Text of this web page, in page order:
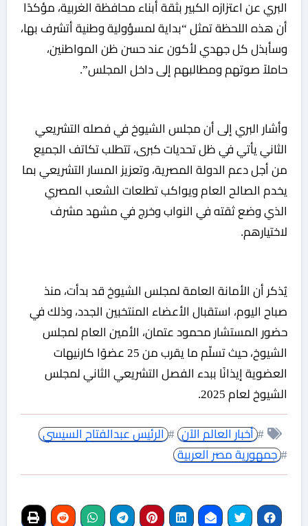
البري عن اعتزازه الكبير بثقة أبناء محافظة الغربية، مؤكدًا
أن هذه اللحظة تمثل “بداية لمسؤولية وطنية أتشرف بها،
وسأبذل كل جهدي لأكون عند حسن ظن المواطنين،
حاملاً صوتهم ومطالبهم إلى داخل المجلس”.
وأشار البري إلى أن مجلس الشيوخ في فصله التشريعي
الثاني يأتي في ظل تحديات كبرى، تتطلب تكاتف الجميع
من أجل دعم الدولة المصرية، وتعزيز المسار التشريعي بما
يخدم الصالح العام ويواكب تطلعات الشعب المصري
الذي وضع ثقته في النواب وخرج في مشهد مشرف
لاختيارهم.
يُذكر أن الأمانة العامة لمجلس الشيوخ قد بدأت، منذ
صباح اليوم، استقبال الأعضاء المنتخبين الجدد، وذلك في
حضور المستشار محمود عتمان، الأمين العام لمجلس
الشيوخ، حيث تسلّم ما يقرب من 25 عضوًا كارنيهات
العضوية إيذانًا ببدء الفصل التشريعي الثاني لمجلس
الشيوخ لعام 2025.
# أخبار العالم الآن # الرئيس عبدالفتاح السيسي
# جمهورية مصر العربية